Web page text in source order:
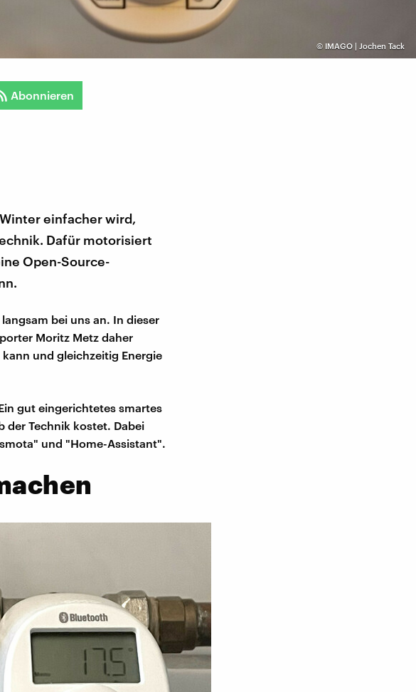
© IMAGO | Jochen Tack
Abonnieren
einfacher wird,
Dafür motorisiert
Open-Source-
bei uns an. In dieser
Moritz Metz daher
und gleichzeitig Energie
gut eingerichtetes smartes
der Technik kostet. Dabei
und "Home-Assistant".